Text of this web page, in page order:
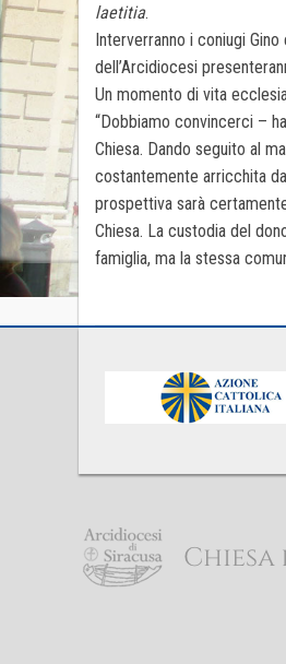
laetitia.
Interverranno i coniugi
dell’Arcidiocesi
Un momento di vita
“Dobbiamo convincerci –
Chiesa. Dando seguito al
costantemente arricchita
prospettiva sarà
Chiesa. La custodia del
famiglia, ma la stessa